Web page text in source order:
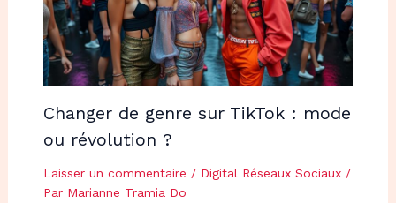
Changer de genre sur TikTok : mode
ou révolution ?
Laisser un commentaire / Digital Réseaux Sociaux/
Par Marianne Tramia Do